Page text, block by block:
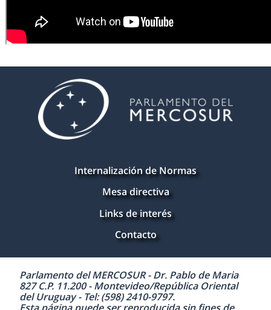
Internalización de Normas
Mesa directiva
Links de interés
Contacto
Parlamento del MERCOSUR - Dr. Pablo de Maria
827 C.P. 11.200 - Montevideo/República Oriental
del Uruguay - Tel: (598) 2410-9797.